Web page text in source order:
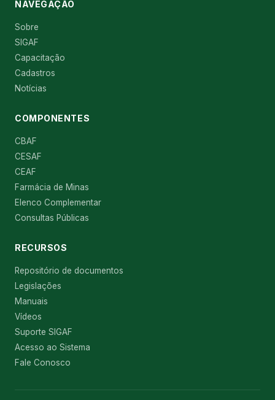
NAVEGAÇÃO
Sobre
SIGAF
Capacitação
Cadastros
Notícias
COMPONENTES
CBAF
CESAF
CEAF
Farmácia de Minas
Elenco Complementar
Consultas Públicas
RECURSOS
Repositório de documentos
Legislações
Manuais
Vídeos
Suporte SIGAF
Acesso ao Sistema
Fale Conosco